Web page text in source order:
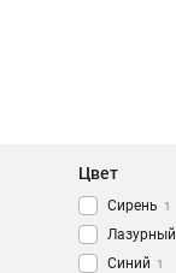
Цвет
Сирень 1
Лазурный
Синий 1